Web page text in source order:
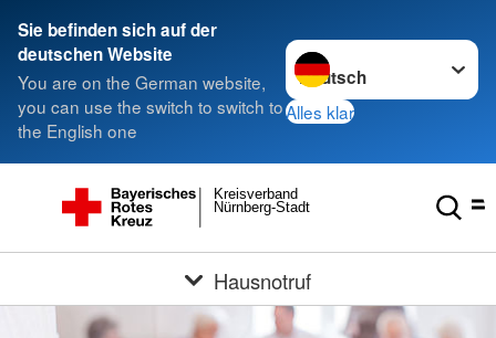
Sie befinden sich auf der
deutschen Website
You are on the German website,
you can use the switch to switch to
the English one
Sprache wechseln zu
Alles klar
Nürnberg-Stadt
Kreisverband
Hausnotruf